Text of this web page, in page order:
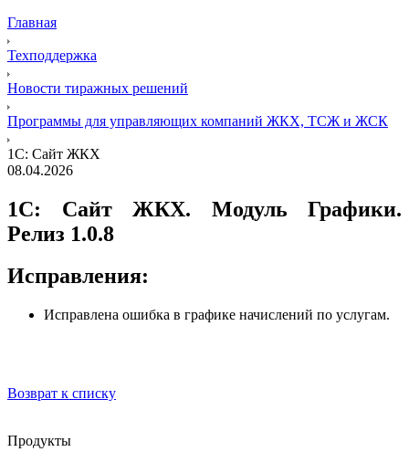
Главная
Техподдержка
Новости тиражных решений
Программы для управляющих компаний ЖКХ, ТСЖ и ЖСК
1С: Сайт ЖКХ
08.04.2026
1C: Сайт ЖКХ. Модуль Графики.
Релиз 1.0.8
Исправления:
Исправлена ошибка в графике начислений по услугам.
Возврат к списку
Продукты